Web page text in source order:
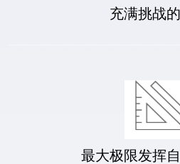
充满挑战
最大极限发挥